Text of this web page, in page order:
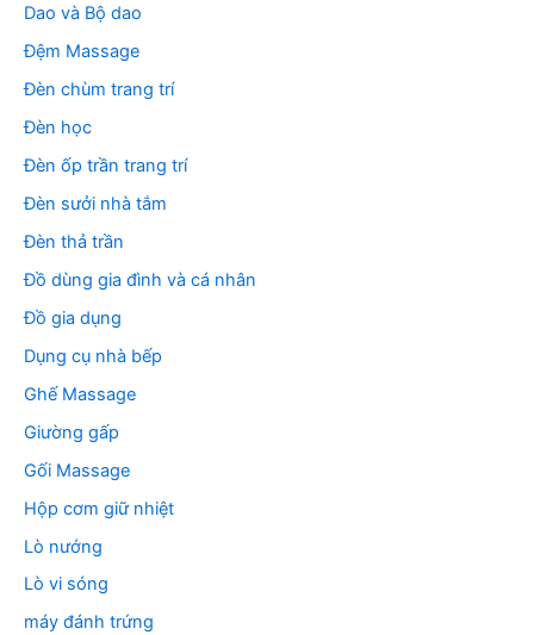
Dao và Bộ dao
Đệm Massage
Đèn chùm trang trí
Đèn học
Đèn ốp trần trang trí
Đèn sưởi nhà tắm
Đèn thả trần
Đồ dùng gia đình và cá nhân
Đồ gia dụng
Dụng cụ nhà bếp
Ghế Massage
Giường gấp
Gối Massage
Hộp cơm giữ nhiệt
Lò nướng
Lò vi sóng
máy đánh trứng